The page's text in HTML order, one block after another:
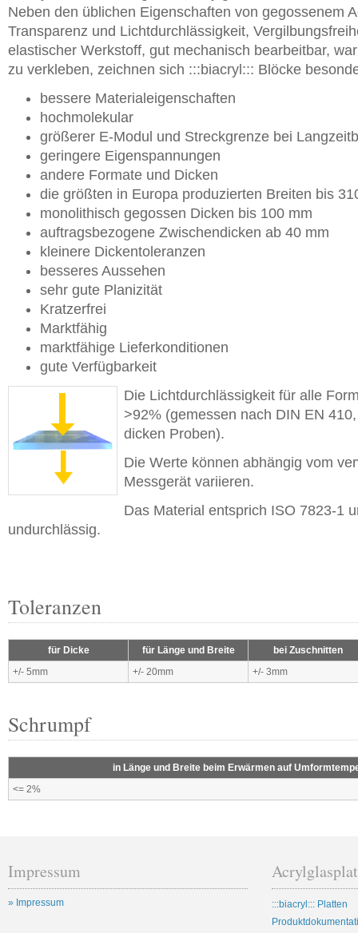
Neben den üblichen Eigenschaften von gegossenem
Transparenz und Lichtdurchlässigkeit,
elastischer Werkstoff, gut mechanisch bearbeitbar,
zu verkleben, zeichnen sich :::biacryl::: Blöcke
bessere Materialeigenschaften
hochmolekular
größerer E-Modul und Streckgrenze bei
geringere Eigenspannungen
andere Formate und Dicken
die größten in Europa produzierten Breiten bis
monolithisch gegossen Dicken bis 100 mm
auftragsbezogene Zwischendicken ab 40 mm
kleinere Dickentoleranzen
besseres Aussehen
sehr gute Planizität
Kratzerfrei
Marktfähig
marktfähige Lieferkonditionen
gute Verfügbarkeit
Die Lichtdurchlässigkeit für alle
>92% (gemessen nach DIN EN
dicken Proben).
Die Werte können abhängig vom
Messgerät variieren.
Das Material entsprich ISO 7823-1
undurchlässig.
Toleranzen
für Dicke für Länge und Breite
bei Zuschnitten
+/- 5mm
+/- 20mm +/- 3mm
Schrumpf
in Länge und Breite beim Erwärmen auf
<= 2%
Impressum
» Impressum
:::biacryl::: Platten